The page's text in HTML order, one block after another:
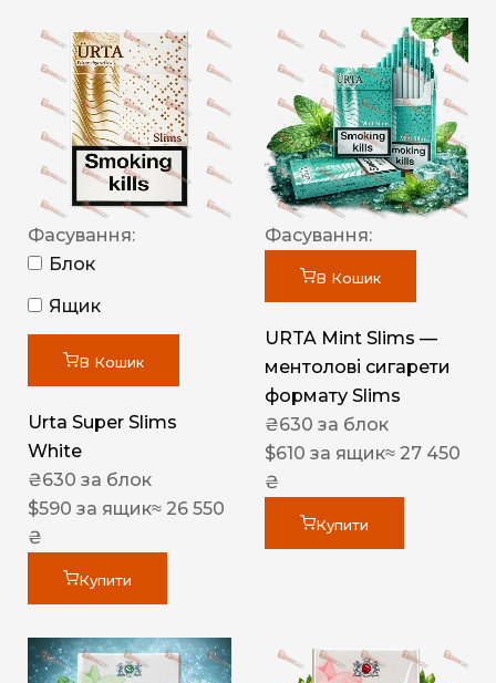
Фасування:
Блок
Ящик
В Кошик
Urta Super Slims
White
₴630 за блок
$590 за ящик≈ 26 550
₴
Купити
Фасування:
В Кошик
URTA Mint Slims —
ментолові сигарети
формату Slims
₴630 за блок
$610 за ящик≈ 27 450
₴
Купити